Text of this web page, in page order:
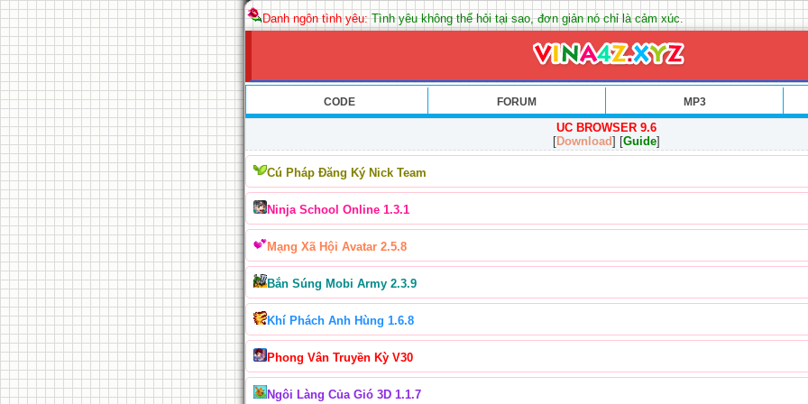
Danh ngôn tình yêu:Tình yêu không thể hỏi tại sao, đơn giản nó chỉ là cảm xúc.
CODE FORUM MP3
UC BROWSER 9.6
[Download] [Guide]
Cú Pháp Đăng Ký Nick Team
Ninja School Online 1.3.1
Mạng Xã Hội Avatar 2.5.8
Bắn Súng Mobi Army 2.3.9
Khí Phách Anh Hùng 1.6.8
Phong Vân Truyền Kỳ V30
Ngôi Làng Của Gió 3D 1.1.7